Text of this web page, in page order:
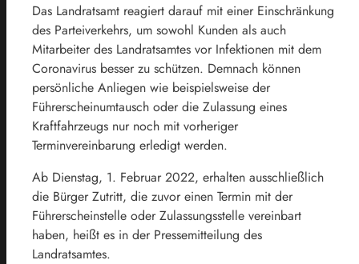
Das Landratsamt reagiert darauf mit einer Einschränkung
des Parteiverkehrs, um sowohl Kunden als auch
Mitarbeiter des Landratsamtes vor Infektionen mit dem
Coronavirus besser zu schützen. Demnach können
persönliche Anliegen wie beispielsweise der
Führerscheinumtausch oder die Zulassung eines
Kraftfahrzeugs nur noch mit vorheriger
Terminvereinbarung erledigt werden.
Ab Dienstag, 1. Februar 2022, erhalten ausschließlich
die Bürger Zutritt, die zuvor einen Termin mit der
Führerscheinstelle oder Zulassungsstelle vereinbart
haben, heißt es in der Pressemitteilung des
Landratsamtes.